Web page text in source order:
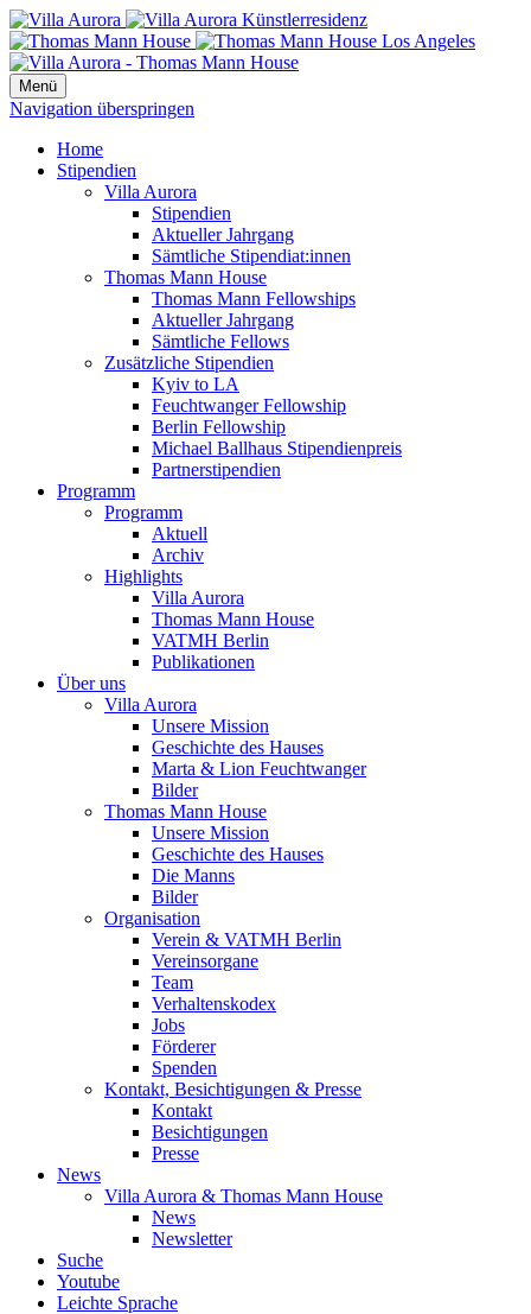
Menü
Navigation überspringen
Home
Stipendien
Villa Aurora
Stipendien
Aktueller Jahrgang
Sämtliche Stipendiat:innen
Thomas Mann House
Thomas Mann Fellowships
Aktueller Jahrgang
Sämtliche Fellows
Zusätzliche Stipendien
Kyiv to LA
Feuchtwanger Fellowship
Berlin Fellowship
Michael Ballhaus Stipendienpreis
Partnerstipendien
Programm
Programm
Aktuell
Archiv
Highlights
Villa Aurora
Thomas Mann House
VATMH Berlin
Publikationen
Über uns
Villa Aurora
Unsere Mission
Geschichte des Hauses
Marta & Lion Feuchtwanger
Bilder
Thomas Mann House
Unsere Mission
Geschichte des Hauses
Die Manns
Bilder
Organisation
Verein & VATMH Berlin
Vereinsorgane
Team
Verhaltenskodex
Jobs
Förderer
Spenden
Kontakt, Besichtigungen & Presse
Kontakt
Besichtigungen
Presse
News
Villa Aurora & Thomas Mann House
News
Newsletter
Suche
Youtube
Leichte Sprache